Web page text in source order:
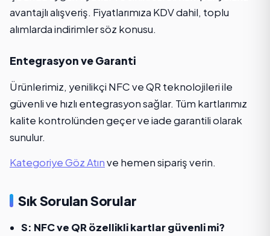
avantajlı alışveriş. Fiyatlarımıza KDV dahil, toplu
alımlarda indirimler söz konusu.
Entegrasyon ve Garanti
Ürünlerimiz, yenilikçi NFC ve QR teknolojileri ile
güvenli ve hızlı entegrasyon sağlar. Tüm kartlarımız
kalite kontrolünden geçer ve iade garantili olarak
sunulur.
Kategoriye Göz Atınve hemen sipariş verin.
Sık Sorulan Sorular
S: NFC ve QR özellikli kartlar güvenli mi?